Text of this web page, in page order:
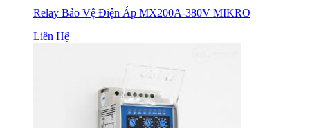
Relay Bảo Vệ Điện Áp MX200A-380V MIKRO
Liên Hệ